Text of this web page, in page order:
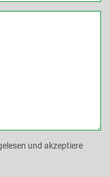
und akzeptiere